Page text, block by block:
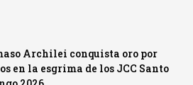
Archilei conquista oro por
en la esgrima de los JCC Santo